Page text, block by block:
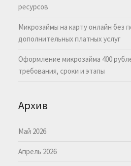
ресурсов
Микрозаймы на карту онлайн без
дополнительных платных услуг
Оформление микрозайма 400
требования, сроки и этапы
Архив
Май 2026
Апрель 2026